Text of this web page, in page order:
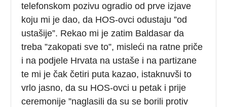
telefonskom pozivu ogradio od prve izjave
koju mi je dao, da HOS-ovci odustaju ”od
ustašije”. Rekao mi je zatim Baldasar da
treba ”zakopati sve to”, misleći na ratne priče
i na podjele Hrvata na ustaše i na partizane
te mi je čak četiri puta kazao, istaknuvši to
vrlo jasno, da su HOS-ovci u petak i prije
ceremonije ”naglasili da su se borili protiv